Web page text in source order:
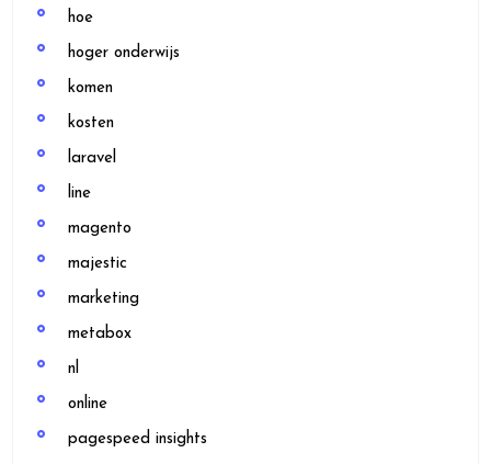
hoe
hoger onderwijs
komen
kosten
laravel
line
magento
majestic
marketing
metabox
nl
online
pagespeed insights